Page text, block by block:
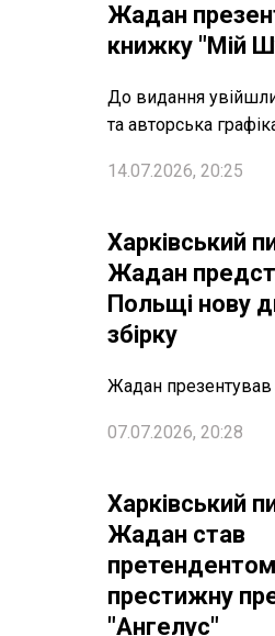
Жадан
книжку "Мій
До видання
та авторська
14.07.2026, 20:25
Харківський
Жадан
Польщі нову
збірку
Жадан презентував
07.07.2026, 20:28
Харківський
Жадан став
престижну
"Ангелус"